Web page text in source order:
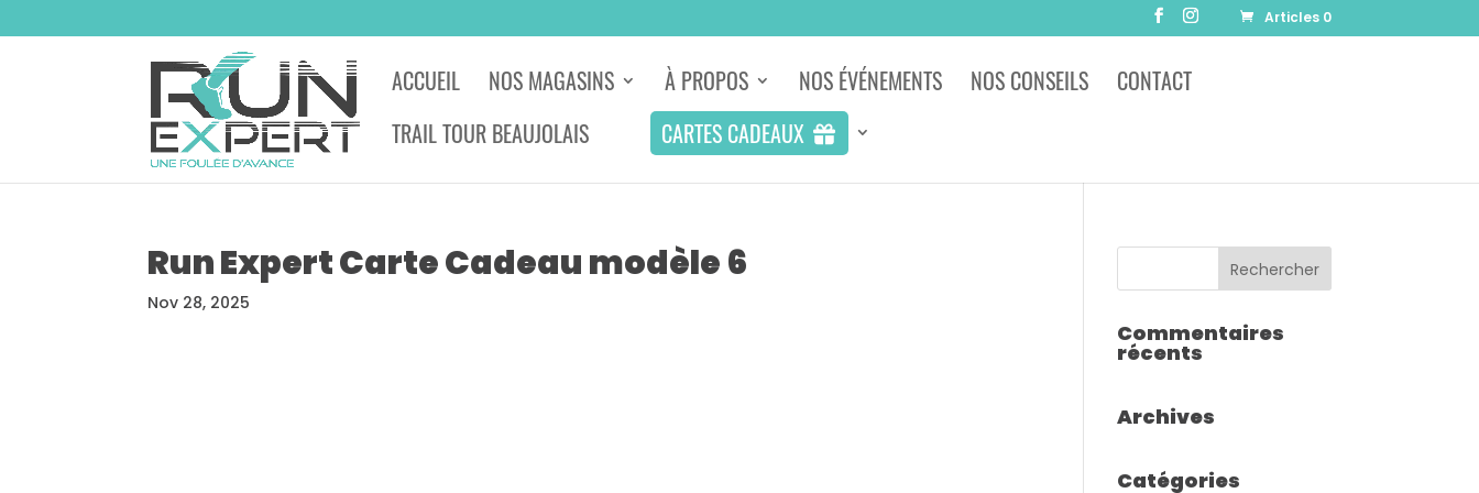
Articles 0
ACCUEIL NOS MAGASINS À PROPOS NOS ÉVÉNEMENTS NOS CONSEILS
CONTACT
TRAIL TOUR BEAUJOLAIS
CARTES CADEAUX
Run Expert Carte Cadeau modèle 6
Nov 28, 2025
Commentaires
récents
Archives
Catégories